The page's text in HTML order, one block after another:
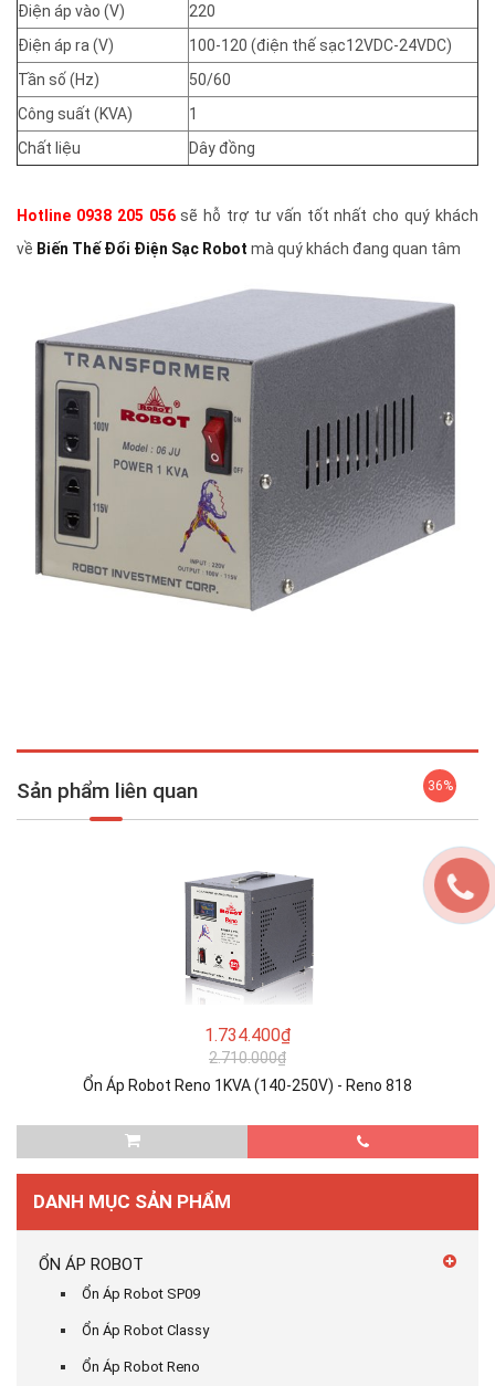
Điện áp vào (V)
220
Điện áp ra (V)
100-120 (điện thế sạc12VDC-24VDC)
Tần số (Hz)
50/60
Công suất (KVA)
1
Chất liệu
Dây đồng
Hotline 0938 205 056 sẽ hỗ trợ tư vấn tốt nhất cho quý khách
về Biến Thế Đổi Điện Sạc Robot mà quý khách đang quan tâm
Sản phẩm liên quan
1.734.400₫
2.710.000₫
Ổn Áp Robot Reno 1KVA (140-250V) - Reno 818
36%
DANH MỤC SẢN PHẨM
ỔN ÁP ROBOT
Ổn Áp Robot SP09
Ổn Áp Robot Classy
Ổn Áp Robot Reno